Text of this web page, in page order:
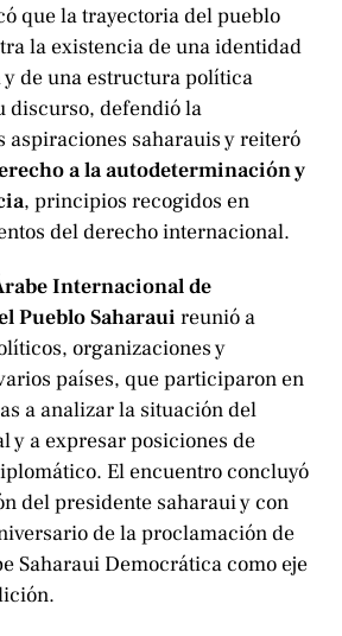
que la trayectoria del pueblo
la existencia de una identidad
de una estructura política
discurso, defendió la
aspiraciones saharauis y reiteró
a la autodeterminación y
, principios recogidos en
del derecho internacional.
Internacional de
Pueblo Saharaui reunió a
organizaciones y
países, que participaron en
a analizar la situación del
y a expresar posiciones de
El encuentro concluyó
del presidente saharaui y con
de la proclamación de
Saharaui Democrática como eje